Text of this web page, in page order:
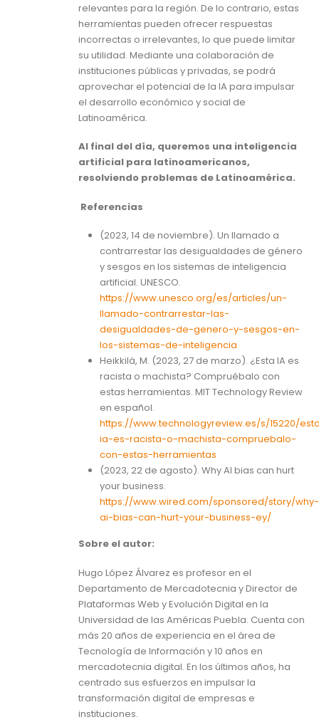
relevantes para la región. De lo contrario, estas
herramientas pueden ofrecer respuestas
incorrectas o irrelevantes, lo que puede limitar
su utilidad. Mediante una colaboración de
instituciones públicas y privadas, se podrá
aprovechar el potencial de la IA para impulsar
el desarrollo económico y social de
Latinoamérica.
Al final del día, queremos una inteligencia
artificial para latinoamericanos,
resolviendo problemas de Latinoamérica.
Referencias
(2023, 14 de noviembre). Un llamado a
contrarrestar las desigualdades de género
y sesgos en los sistemas de inteligencia
artificial. UNESCO.
https://www.unesco.org/es/articles/un-
llamado-contrarrestar-las-
desigualdades-de-genero-y-sesgos-en-
los-sistemas-de-inteligencia
Heikkilä, M. (2023, 27 de marzo). ¿Esta IA es
racista o machista? Compruébalo con
estas herramientas. MIT Technology Review
en español.
https://www.technologyreview.es/s/15220/
ia-es-racista-o-machista-compruebalo-
con-estas-herramientas
(2023, 22 de agosto). Why AI bias can hurt
your business.
https://www.wired.com/sponsored/story/why-
ai-bias-can-hurt-your-business-ey/
Sobre el autor:
Hugo López Álvarez es profesor en el
Departamento de Mercadotecnia y Director de
Plataformas Web y Evolución Digital en la
Universidad de las Américas Puebla. Cuenta con
más 20 años de experiencia en el área de
Tecnología de Información y 10 años en
mercadotecnia digital. En los últimos años, ha
centrado sus esfuerzos en impulsar la
transformación digital de empresas e
instituciones.